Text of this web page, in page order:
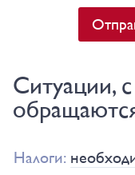
Ситуации,
Налоги: